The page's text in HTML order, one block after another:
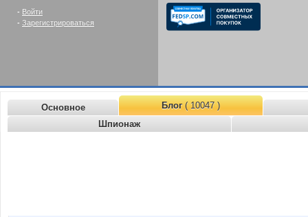
- Войти
- Зарегистрироваться
Основное Блог( 10047 )
Шпионаж